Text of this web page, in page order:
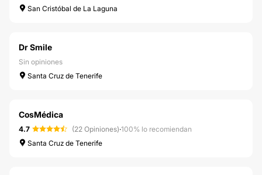
San Cristóbal de La Laguna
Dr Smile
Sin opiniones
Santa Cruz de Tenerife
CosMédica
4.7 (22 Opiniones)·100% lo recomiendan
Santa Cruz de Tenerife